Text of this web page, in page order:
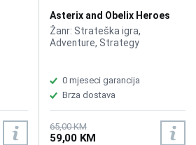
Asterix and Obelix Heroes
/PS5
Žanr: Strateška igra,
Adventure, Strategy
0 mjeseci garancija
Brza dostava
65,00 KM
59,00 KM